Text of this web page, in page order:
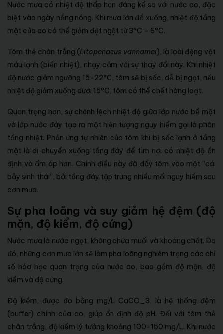
Nước mưa có nhiệt độ thấp hơn đáng kể so với nước ao, đặc
biệt vào ngày nắng nóng. Khi mưa lớn đổ xuống, nhiệt độ tầng
mặt của ao có thể giảm đột ngột từ 3°C – 6°C.
Tôm thẻ chân trắng (Litopenaeus vannamei), là loài động vật
máu lạnh (biến nhiệt), nhạy cảm với sự thay đổi này. Khi nhiệt
độ nước giảm ngưỡng 15-22°C, tôm sẽ bị sốc, dễ bị ngạt, nếu
nhiệt độ giảm xuống dưới 15°C, tôm có thể chết hàng loạt.
Quan trọng hơn, sự chênh lệch nhiệt độ giữa lớp nước bề mặt
và lớp nước đáy tạo ra một hiện tượng nguy hiểm gọi là phân
tầng nhiệt. Phản ứng tự nhiên của tôm khi bị sốc lạnh ở tầng
mặt là di chuyển xuống tầng đáy để tìm nơi có nhiệt độ ổn
định và ấm áp hơn. Chính điều này đã đẩy tôm vào một “cái
bẫy sinh thái”, bởi tầng đáy tập trung nhiều mối nguy hiểm sau
cơn mưa.
Sự pha loãng và suy giảm hệ đệm (độ
mặn, độ kiểm, độ cứng)
Nước mưa là nước ngọt, không chứa muối và khoáng chất. Do
đó, những cơn mưa lớn sẽ làm pha loãng nghiêm trọng các chỉ
số hóa học quan trọng của nước ao, bao gồm độ mặn, độ
kiềm và độ cứng.
Độ kiềm, được đo bằng mg/L CaCO_3, là hệ thống đệm
(buffer) chính của ao, giúp ổn định độ pH. Đối với tôm thẻ
chân trắng, độ kiềm lý tưởng khoảng 100-150 mg/L. Khi nước